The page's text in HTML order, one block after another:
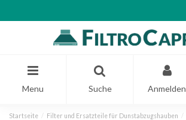
Menu Suche Anmelden
Startseite Filter und Ersatzteile für Dunstabzugshauben